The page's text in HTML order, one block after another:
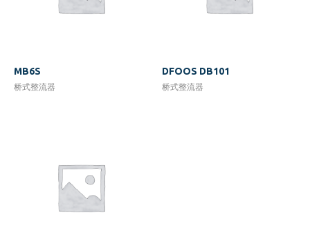
MB6S
桥式整流器
DFOOS DB101
桥式整流器